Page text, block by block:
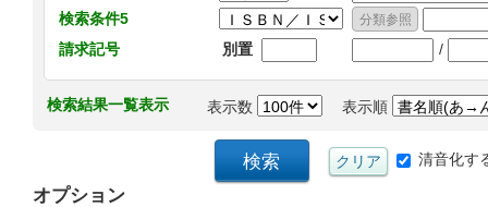
検索条件5
請求記号
別置 /
検索結果一覧表示 表示数 表示順
清音化す
オプション